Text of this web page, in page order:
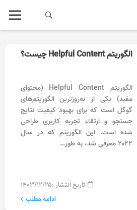
الگوریتم Helpful Content چیست؟
الگوریتم Helpful Content (محتوای
مفید) یکی از به‌روزترین الگوریتم‌های
گوگل است که برای بهبود کیفیت نتایج
جستجو و ارتقاء تجربه کاربری طراحی
شده است. این الگوریتم که در سال
۲۰۲۲ معرفی شد، به طور…
تاریخ انتشار :۱۴۰۳/۱۲/۲۵
ادامه مطلب